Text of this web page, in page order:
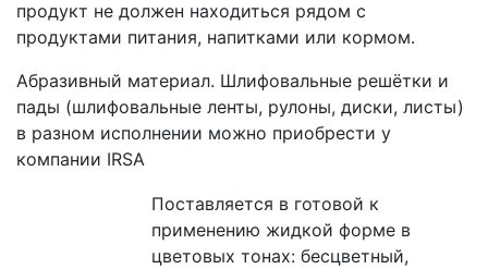
продукт не должен находиться рядом с
продуктами питания, напитками или кормом.
Абразивный материал. Шлифовальные решётки и
пады (шлифовальные ленты, рулоны, диски, листы)
в разном исполнении можно приобрести у
компании IRSA
Поставляется в готовой к
применению жидкой форме в
цветовых тонах: бесцветный,